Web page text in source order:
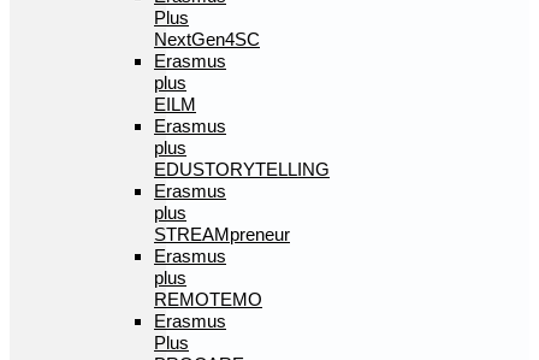
Plus
NextGen4SC
Erasmus
plus
EILM
Erasmus
plus
EDUSTORYTELLING
Erasmus
plus
STREAMpreneur
Erasmus
plus
REMOTEMO
Erasmus
Plus